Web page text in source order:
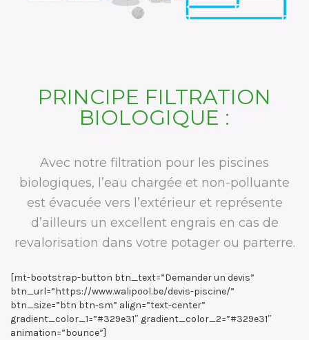
PRINCIPE FILTRATION
BIOLOGIQUE :
Avec notre filtration pour les piscines
biologiques, l’eau chargée et non-polluante
est évacuée vers l’extérieur et représente
d’ailleurs un excellent engrais en cas de
revalorisation dans votre potager ou parterre.
[mt-bootstrap-button btn_text=”Demander un devis”
btn_url=”https://www.walipool.be/devis-piscine/”
btn_size=”btn btn-sm” align=”text-center”
gradient_color_1=”#329e31″ gradient_color_2=”#329e31″
animation=”bounce”]